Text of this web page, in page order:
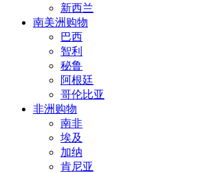
新西兰
南美洲购物
巴西
智利
秘鲁
阿根廷
哥伦比亚
非洲购物
南非
埃及
加纳
肯尼亚